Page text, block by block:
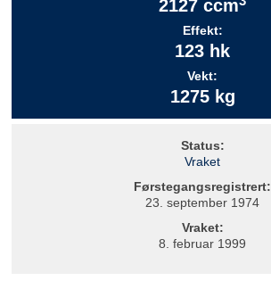
2127 ccm
Effekt:
123 hk
Vekt:
1275 kg
Status:
Vraket
Førstegangsregistrert:
23. september 1974
Vraket:
8. februar 1999